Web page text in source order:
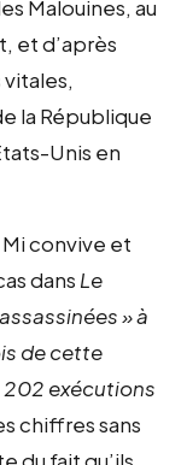
Malouines, au
et d’après
la République
Unis en
convive et
dans Le
» à
de cette
202 exécutions
chiffres sans